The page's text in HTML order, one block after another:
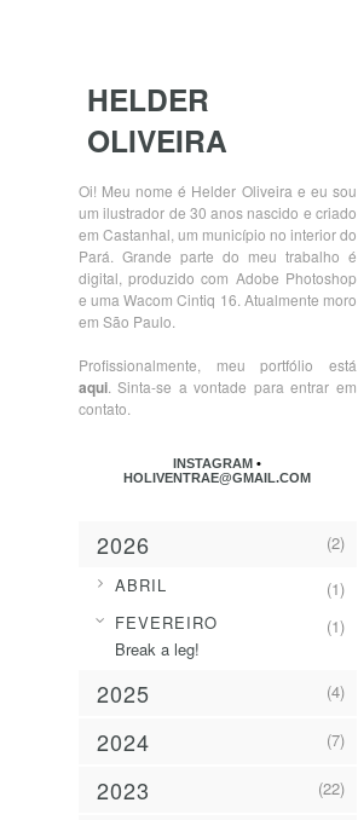
HELDER
OLIVEIRA
Oi! Meu nome é Helder Oliveira e eu sou
um ilustrador de 30 anos nascido e criado
em Castanhal, um município no interior do
Pará. Grande parte do meu trabalho é
digital, produzido com Adobe Photoshop
e uma Wacom Cintiq 16. Atualmente moro
em São Paulo.
Profissionalmente, meu portfólio está
aqui . Sinta-se a vontade para entrar em
contato.
INSTAGRAM•
HOLIVENTRAE@GMAIL.COM
2026 (2)
► ABRIL (1)
FEVEREIRO
(1)
Break a leg!
2025 (4)
2024 (7)
2023 (22)